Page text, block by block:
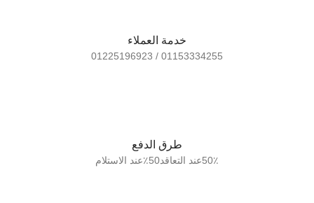
خدمة العملاء
01153334255 / 01225196923
طرق الدفع
50٪عند التعاقد50٪عند الاستلام